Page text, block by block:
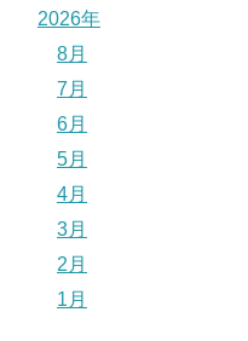
2026年
8月
7月
6月
5月
4月
3月
2月
1月